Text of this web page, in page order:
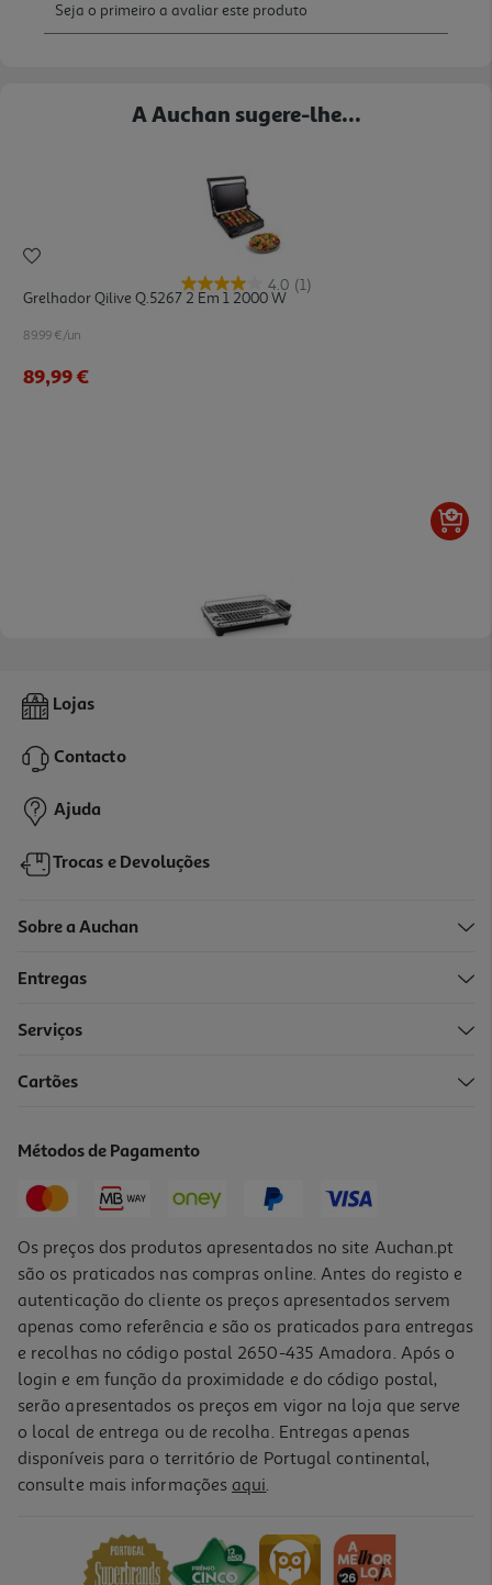
A Auchan sugere-lhe...
4.0 (1)
Grelhador Qilive Q.5267 2 Em 1 2000 W
89.99 €/un
89,99 €
Grelhador De Mesa Flama 4320fl Inox 2400w
29,99 €
Grelhador Flama Mastergrill 4005fl Preto
70,00 €
Lojas
Contacto
Ajuda
Trocas e Devoluções
Sobre a Auchan
Entregas
Serviços
Cartões
Métodos de Pagamento
Os preços dos produtos apresentados no site Auchan.pt
são os praticados nas compras online. Antes do registo e
autenticação do cliente os preços apresentados servem
apenas como referência e são os praticados para entregas
e recolhas no código postal 2650-435 Amadora. Após o
login e em função da proximidade e do código postal,
serão apresentados os preços em vigor na loja que serve
o local de entrega ou de recolha. Entregas apenas
disponíveis para o território de Portugal continental,
consulte mais informações aqui.